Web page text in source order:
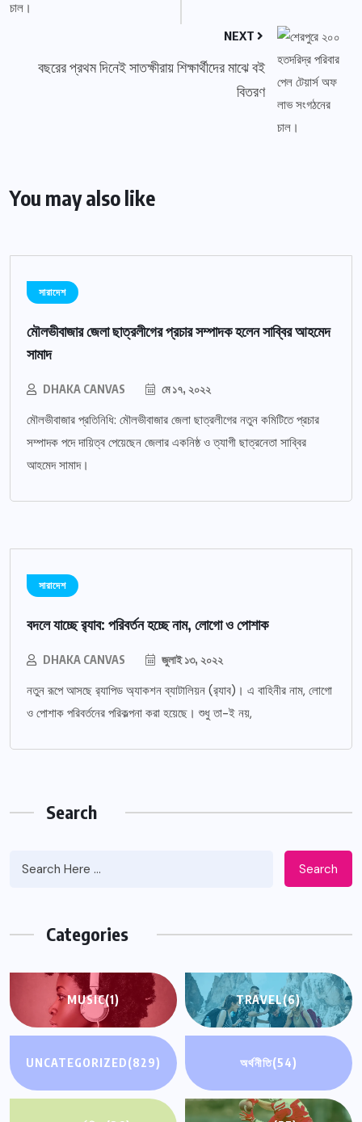
NEXT
বছরের প্রথম দিনেই সাতক্ষীরায় শিক্ষার্থীদের মাঝে বই
বিতরণ
You may also like
সারাদেশ
মৌলভীবাজার জেলা ছাত্রলীগের প্রচার সম্পাদক হলেন সাব্বির আহমেদ
সামাদ
DHAKA CANVAS মে ১৭, ২০২২
মৌলভীবাজার প্রতিনিধি: মৌলভীবাজার জেলা ছাত্রলীগের নতুন কমিটিতে প্রচার
সম্পাদক পদে দায়িত্ব পেয়েছেন জেলার একনিষ্ঠ ও ত্যাগী ছাত্রনেতা সাব্বির
আহমেদ সামাদ।
সারাদেশ
বদলে যাচ্ছে র‌্যাব: পরিবর্তন হচ্ছে নাম, লোগো ও পোশাক
DHAKA CANVAS জুলাই ১৩, ২০২২
নতুন রূপে আসছে র‌্যাপিড অ্যাকশন ব্যাটালিয়ন (র‌্যাব)। এ বাহিনীর নাম, লোগো
ও পোশাক পরিবর্তনের পরিকল্পনা করা হয়েছে। শুধু তা-ই নয়,
Search
Search
Categories
MUSIC(1) TRAVEL(6)
UNCATEGORIZED(829) অর্থনীতি(54)